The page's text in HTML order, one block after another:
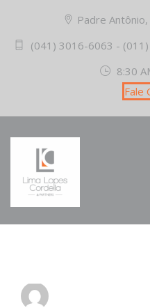
Padre
(041) 3016-6063 -
8:30
Fale